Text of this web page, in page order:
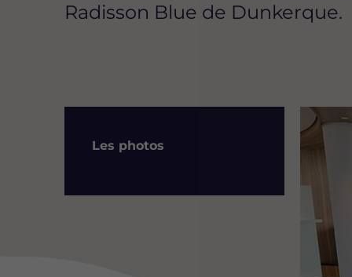
Radisson Blue de Dunkerque.
Résumé
Les photos
Image